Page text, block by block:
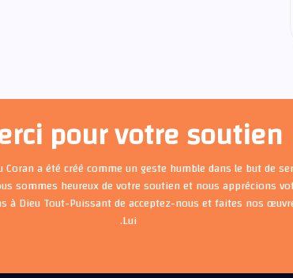
pour votre soutien
Coran a été créé comme un geste humble dans le but de
sommes heureux de votre soutien et nous apprécions
à Dieu Tout-Puissant de acceptez-nous et faites nos
Lui.